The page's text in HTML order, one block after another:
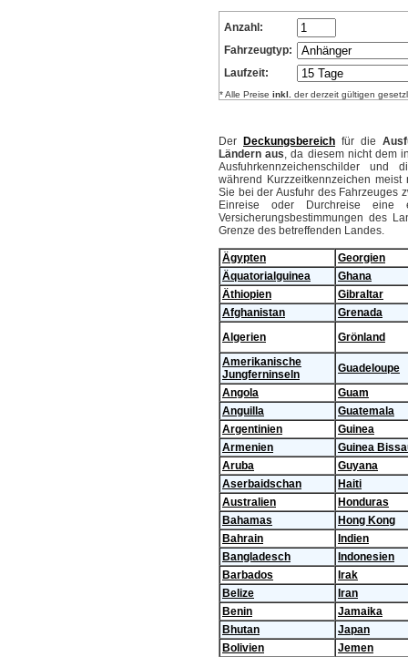
Anzahl:
Fahrzeugtyp:
Laufzeit:
* Alle Preise inkl. der derzeit gültigen
Der Deckungsbereich für die
Ländern aus, da diesem nicht dem
Ausfuhrkennzeichenschilder und
während Kurzzeitkennzeichen
Sie bei der Ausfuhr des Fahrzeuges
Einreise oder Durchreise eine
Versicherungsbestimmungen des
Grenze des betreffenden Landes.
Ägypten
Georgien
Äquatorialguinea
Ghana
Äthiopien
Gibraltar
Afghanistan
Grenada
Algerien
Grönland
Amerikanische
Jungferninseln
Guadeloupe
Angola
Guam
Anguilla
Guatemala
Argentinien
Guinea
Armenien
Guinea
Aruba
Guyana
Aserbaidschan
Haiti
Australien
Honduras
Bahamas
Hong Kong
Bahrain
Indien
Bangladesch
Indonesien
Barbados
Irak
Belize
Iran
Benin
Jamaika
Bhutan
Japan
Bolivien
Jemen